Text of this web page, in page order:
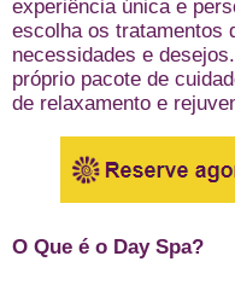
experiência única e
escolha os tratamentos
necessidades e
próprio pacote de
de relaxamento e
O Que é o Day Spa?